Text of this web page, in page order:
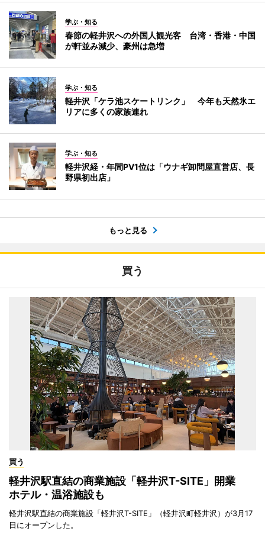
学ぶ・知る
春節の軽井沢への外国人観光客 台湾・香港・中国
が軒並み減少、豪州は急増
学ぶ・知る
軽井沢「ケラ池スケートリンク」 今年も天然氷エ
リアに多くの家族連れ
学ぶ・知る
軽井沢経・年間PV1位は「ウナギ卸問屋直営店、長
野県初出店」
もっと見る
買う
買う
軽井沢駅直結の商業施設「軽井沢T-SITE」開業
ホテル・温浴施設も
軽井沢駅直結の商業施設「軽井沢T-SITE」（軽井沢町軽井沢）が3月17
日にオープンした。